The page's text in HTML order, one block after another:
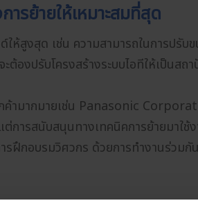
รย้ายให้เหมาะสมที่สุด
ให้สูงสุด เช่น ความสามารถในการปรั
ต้องปรับโครงสร้างระบบไอทีให้เป็น
ามากมายเช่น Panasonic
ารสนับสนุนทางเทคนิคการย้ายมาใช้
ฝึกอบรมวิศวกร ด้วยการทำงานร่วมกั